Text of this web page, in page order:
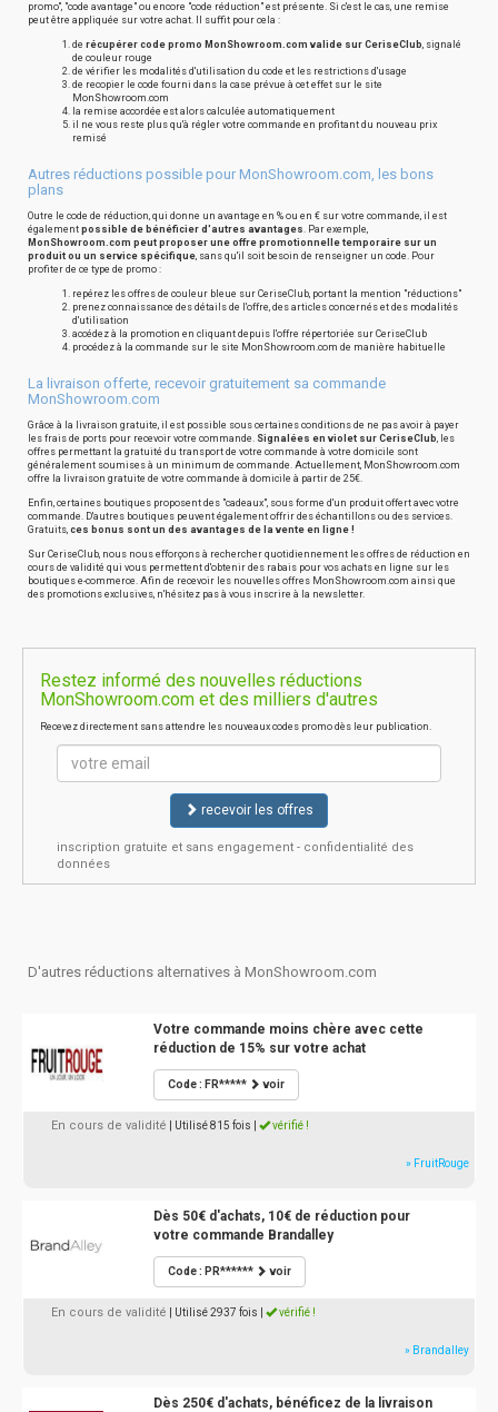
promo", "code avantage" ou encore "code réduction" est présente. Si c'est le cas, une remise
peut être appliquée sur votre achat. Il suffit pour cela :
de récupérer code promo MonShowroom.com valide sur CeriseClub, signalé
de couleur rouge
de vérifier les modalités d'utilisation du code et les restrictions d'usage
de recopier le code fourni dans la case prévue à cet effet sur le site
MonShowroom.com
la remise accordée est alors calculée automatiquement
il ne vous reste plus qu'à régler votre commande en profitant du nouveau prix
remisé
Autres réductions possible pour MonShowroom.com, les bons
plans
Outre le code de réduction, qui donne un avantage en % ou en € sur votre commande, il est
également possible de bénéficier d'autres avantages. Par exemple,
MonShowroom.com peut proposer une offre promotionnelle temporaire sur un
produit ou un service spécifique, sans qu'il soit besoin de renseigner un code. Pour
profiter de ce type de promo :
repérez les offres de couleur bleue sur CeriseClub, portant la mention "réductions"
prenez connaissance des détails de l'offre, des articles concernés et des modalités
d'utilisation
accédez à la promotion en cliquant depuis l'offre répertoriée sur CeriseClub
procédez à la commande sur le site MonShowroom.com de manière habituelle
La livraison offerte, recevoir gratuitement sa commande
MonShowroom.com
Grâce à la livraison gratuite, il est possible sous certaines conditions de ne pas avoir à payer
les frais de ports pour recevoir votre commande. Signalées en violet sur CeriseClub, les
offres permettant la gratuité du transport de votre commande à votre domicile sont
généralement soumises à un minimum de commande. Actuellement, MonShowroom.com
offre la livraison gratuite de votre commande à domicile à partir de 25€.
Enfin, certaines boutiques proposent des "cadeaux", sous forme d'un produit offert avec votre
commande. D'autres boutiques peuvent également offrir des échantillons ou des services.
Gratuits, ces bonus sont un des avantages de la vente en ligne !
Sur CeriseClub, nous nous efforçons à rechercher quotidiennement les offres de réduction en
cours de validité qui vous permettent d'obtenir des rabais pour vos achats en ligne sur les
boutiques e-commerce. Afin de recevoir les nouvelles offres MonShowroom.com ainsi que
des promotions exclusives, n'hésitez pas à vous inscrire à la newsletter.
Restez informé des nouvelles réductions
MonShowroom.com et des milliers d'autres
Recevez directement sans attendre les nouveaux codes promo dès leur publication.
recevoir les offres
inscription gratuite et sans engagement - confidentialité des
données
D'autres réductions alternatives à MonShowroom.com
Votre commande moins chère avec cette
réduction de 15% sur votre achat
Code : FR***** voir
En cours de validité | Utilisé 815 fois vérifié !
» FruitRouge
Dès 50€ d'achats, 10€ de réduction pour
votre commande Brandalley
Code : PR****** voir
En cours de validité | Utilisé 2937 fois vérifié !
» Brandalley
Dès 250€ d'achats, bénéficez de la livraison